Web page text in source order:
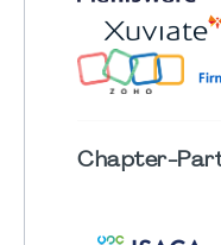
Chapter-